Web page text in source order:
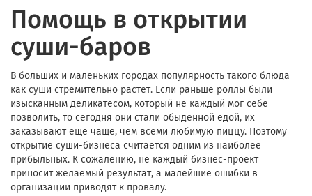
Помощь в открытии
суши-баров
В больших и маленьких городах популярность такого блюда
как суши стремительно растет. Если раньше роллы были
изысканным деликатесом, который не каждый мог себе
позволить, то сегодня они стали обыденной едой, их
заказывают еще чаще, чем всеми любимую пиццу. Поэтому
открытие суши-бизнеса считается одним из наиболее
прибыльных. К сожалению, не каждый бизнес-проект
приносит желаемый результат, а малейшие ошибки в
организации приводят к провалу.